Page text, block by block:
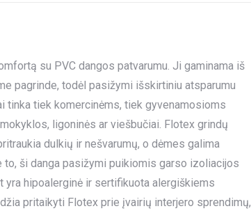
su PVC dangos patvarumu. Ji gaminama iš
pagrinde, todėl pasižymi išskirtiniu atsparumu
tinka tiek komercinėms, tiek gyvenamosioms
ligoninės ar viešbučiai. Flotex grindų
dulkių ir nešvarumų, o dėmes galima
to, ši danga pasižymi puikiomis garso izoliacijos
hipoalerginė ir sertifikuota alergiškiems
pritaikyti Flotex prie įvairių interjero sprendimų,